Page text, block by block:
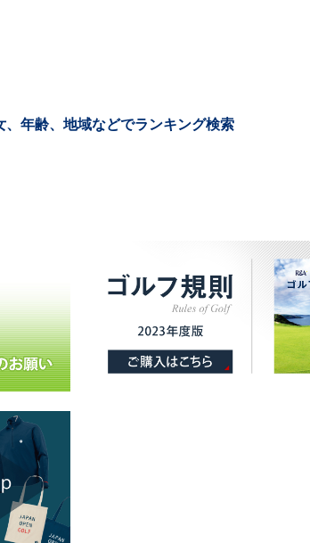
、年齢、地域などでランキング検索